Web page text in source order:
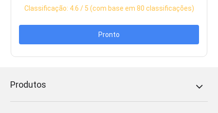
Classificação: 4.6 / 5 (com base em 80 classificações)
Pronto
Produtos